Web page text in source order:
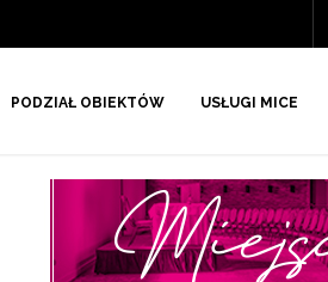
PODZIAŁ OBIEKTÓW USŁUGI MICE